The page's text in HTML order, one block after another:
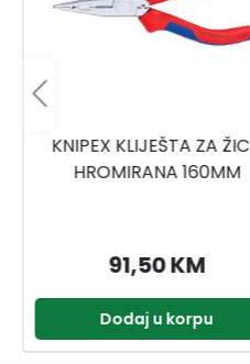
KLIJEŠTA
VODOINSTALATERSKA 10
11,50 KM
Dodaj u korpu